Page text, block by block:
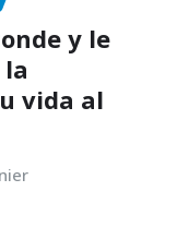
y le
vida al